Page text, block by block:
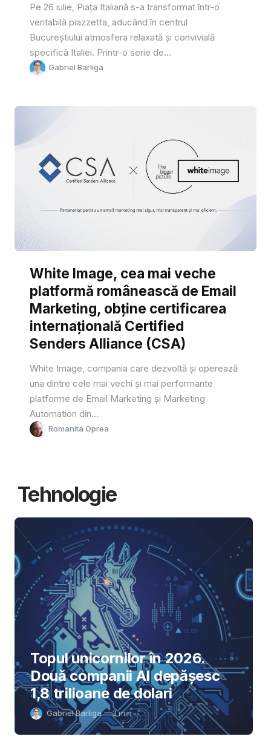
Pe 26 iulie, Piața Italiană s-a transformat într-o
veritabilă piazzetta, aducând în centrul
Bucureștiului atmosfera relaxată și convivială
specifică Italiei. Printr-o serie de...
Gabriel Barliga
White Image, cea mai veche
platformă românească de Email
Marketing, obține certificarea
internațională Certified
Senders Alliance (CSA)
White Image, compania care dezvoltă și operează
una dintre cele mai vechi și mai performante
platforme de Email Marketing și Marketing
Automation din...
Romanita Oprea
Tehnologie
Topul unicornilor în 2026.
Două companii AI depășesc
1,8 trilioane de dolari
Gabriel Barliga 3min